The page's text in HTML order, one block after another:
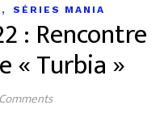
, SÉRIES MANIA
: Rencontre
« Turbia »